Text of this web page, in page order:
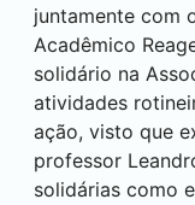
juntamente com
Acadêmico
solidário na
atividades
ação, visto que
professor
solidárias como